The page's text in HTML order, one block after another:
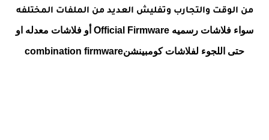
من الوقت والتجارب وتفليش العديد من الملفات المختلفه
سواء فلاشات رسميه Official Firmware أو فلاشات معدله او
حتى اللجوء لفلاشات كومبينشنcombinationfirmware